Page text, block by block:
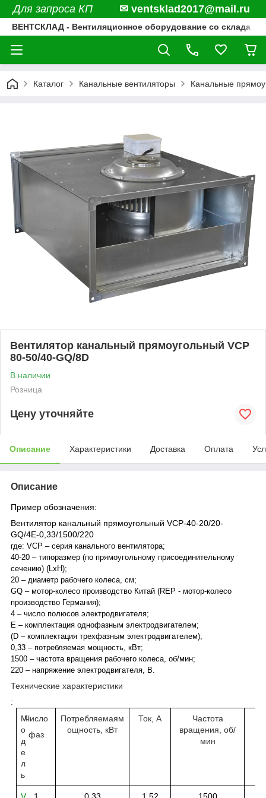
Для запроса КП ✉ ventsklad2017@mail.ru
ВЕНТСКЛАД - Вентиляционное оборудование со склада
Каталог Канальные вентиляторы Канальные
Вентилятор канальный прямоугольный VCP
80-50/40-GQ/8D
В наличии
Розница
Цену уточняйте
Описание Характеристики Доставка Оплата
Описание
Пример обозначения:
Вентилятор канальный прямоугольный VCP-40-20/20-
GQ/4Е-0,33/1500/220
где: VCP – серия канального вентилятора;
40-20 – типоразмер (по прямоугольному присоединительному
сечению) ( LxH);
20 – диаметр рабочего колеса, см;
GQ – мотор-колесо производство Китай (REP - мотор-колесо
производство Германия);
4 – число полюсов электродвигателя;
Е – комплектация однофазным электродвигателем;
(D – комплектация трехфазным электродвигателем);
0,33 – потребляемая мощность, кВт;
1500 – частота вращения рабочего колеса, об/мин;
220 – напряжение электродвигателя, В.
Технические характеристики
:
М
о
д
е
л
ь
Число
фаз
Потребляемаям
ощность, кВт
Ток, A
Частота
вращения, об/
мин
V
1 0,33 1,52 1500